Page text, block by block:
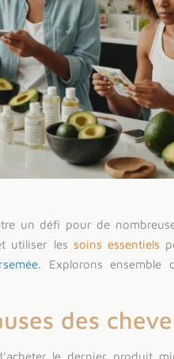
un défi pour de
utiliser les soins essentiels
. Explorons ensemble
des
le dernier produit